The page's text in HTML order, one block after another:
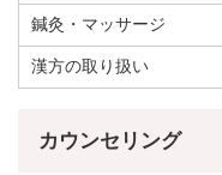
鍼灸・マッサージ
漢方の取り扱い
カウンセリング